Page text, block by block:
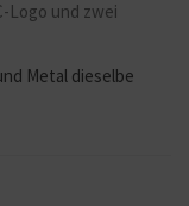
Metal dieselbe